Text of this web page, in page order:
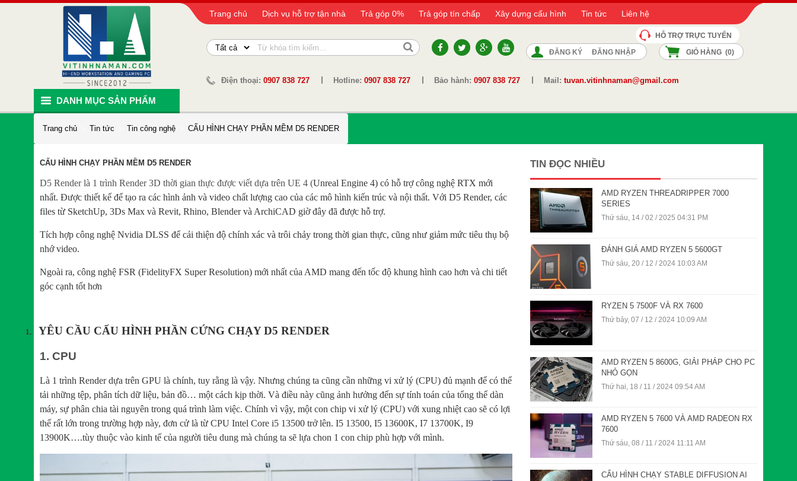
DANH MỤC SẢN PHẨM
Trang chủ Dịch vụ hỗ trợ tận nhà Trả góp 0% Trả góp tín chấp Xây dựng cấu hình Tin tức Liên hệ
HỖ TRỢ TRỰC TUYẾN
ĐĂNG KÝ
ĐĂNG NHẬP GIỎ HÀNG (0)
Điện thoại: 0907 838 727 Hotline: 0907 838 727 Bảo hành: 0907 838 727 Mail: tuvan.vitinhnaman@gmail.com
Trang chủ Tin tức Tin công nghệ CẤU HÌNH CHẠY PHẦN MỀM D5 RENDER
CẤU HÌNH CHẠY PHẦN MỀM D5 RENDER
D5 Render là 1 trình Render 3D thời gian thực được viết dựa trên UE 4 (Unreal Engine 4) có hỗ trợ công nghệ RTX mới
nhất. Được thiết kế để tạo ra các hình ảnh và video chất lượng cao của các mô hình kiến trúc và nội thất. Với D5 Render, các
files từ SketchUp, 3Ds Max và Revit, Rhino, Blender và ArchiCAD giờ đây đã được hỗ trợ.
Tích hợp công nghệ Nvidia DLSS để cải thiện độ chính xác và trôi chảy trong thời gian thực, cũng như giảm mức tiêu thụ bộ
nhớ video.
Ngoài ra, công nghệ FSR (FidelityFX Super Resolution) mới nhất của AMD mang đến tốc độ khung hình cao hơn và chi tiết
góc cạnh tốt hơn
1. YÊU CẦU CẤU HÌNH PHẦN CỨNG CHẠY D5 RENDER
1. CPU
Là 1 trình Render dựa trên GPU là chính, tuy rằng là vậy. Nhưng chúng ta cũng cần những vi xử lý (CPU) đủ mạnh để có thể
tải những tệp, phân tích dữ liệu, bản đồ… một cách kịp thời. Và điều này cũng ảnh hưởng đến sự tính toán của tổng thể dàn
máy, sự phân chia tài nguyên trong quá trình làm việc. Chính vì vậy, một con chip vi xử lý (CPU) với xung nhiệt cao sẽ có lợi
thế rất lớn trong trường hợp này, đơn cử là từ CPU Intel Core i5 13500 trở lên. I5 13500, I5 13600K, I7 13700K, I9
13900K….tùy thuộc vào kinh tế của người tiêu dung mà chúng ta sẽ lựa chon 1 con chip phù hợp với mình.
TIN ĐỌC NHIỀU
AMD RYZEN THREADRIPPER 7000
SERIES
Thứ sáu, 14 / 02 / 2025 04:31 PM
ĐÁNH GIÁ AMD RYZEN 5 5600GT
Thứ sáu, 20 / 12 / 2024 10:03 AM
RYZEN 5 7500F VÀ RX 7600
Thứ bảy, 07 / 12 / 2024 10:09 AM
AMD RYZEN 5 8600G, GIẢI PHÁP CHO PC
NHỎ GỌN
Thứ hai, 18 / 11 / 2024 09:54 AM
AMD RYZEN 5 7600 VÀ AMD RADEON RX
7600
Thứ sáu, 08 / 11 / 2024 11:11 AM
CẤU HÌNH CHẠY STABLE DIFFUSION AI